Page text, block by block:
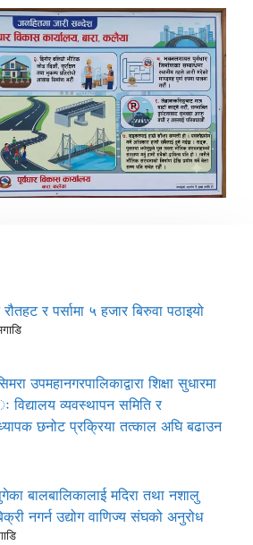
रौतहट र पर्सामा ५ हजार बिरुवा पठाइयो
उपमहानगरपालिकाद्वारा शिक्षा सुधारमा
व्यवस्थापन समिति र
छनोट प्रक्रिया तत्काल अघि बढाउन
बालबालिकालाई मदिरा तथा नशालु
नगर्न उद्योग वाणिज्य संघको अनुरोध